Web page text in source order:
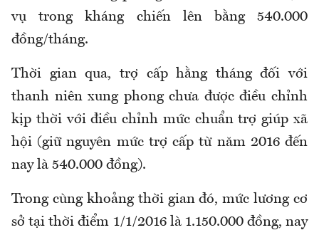
vụ trong kháng chiến lên bằng 540.000
đồng/tháng.
Thời gian qua, trợ cấp hằng tháng đối với
thanh niên xung phong chưa được điều chỉnh
kịp thời với điều chỉnh mức chuẩn trợ giúp xã
hội (giữ nguyên mức trợ cấp từ năm 2016 đến
nay là 540.000 đồng).
Trong cùng khoảng thời gian đó, mức lương cơ
sở tại thời điểm 1/1/2016 là 1.150.000 đồng, nay